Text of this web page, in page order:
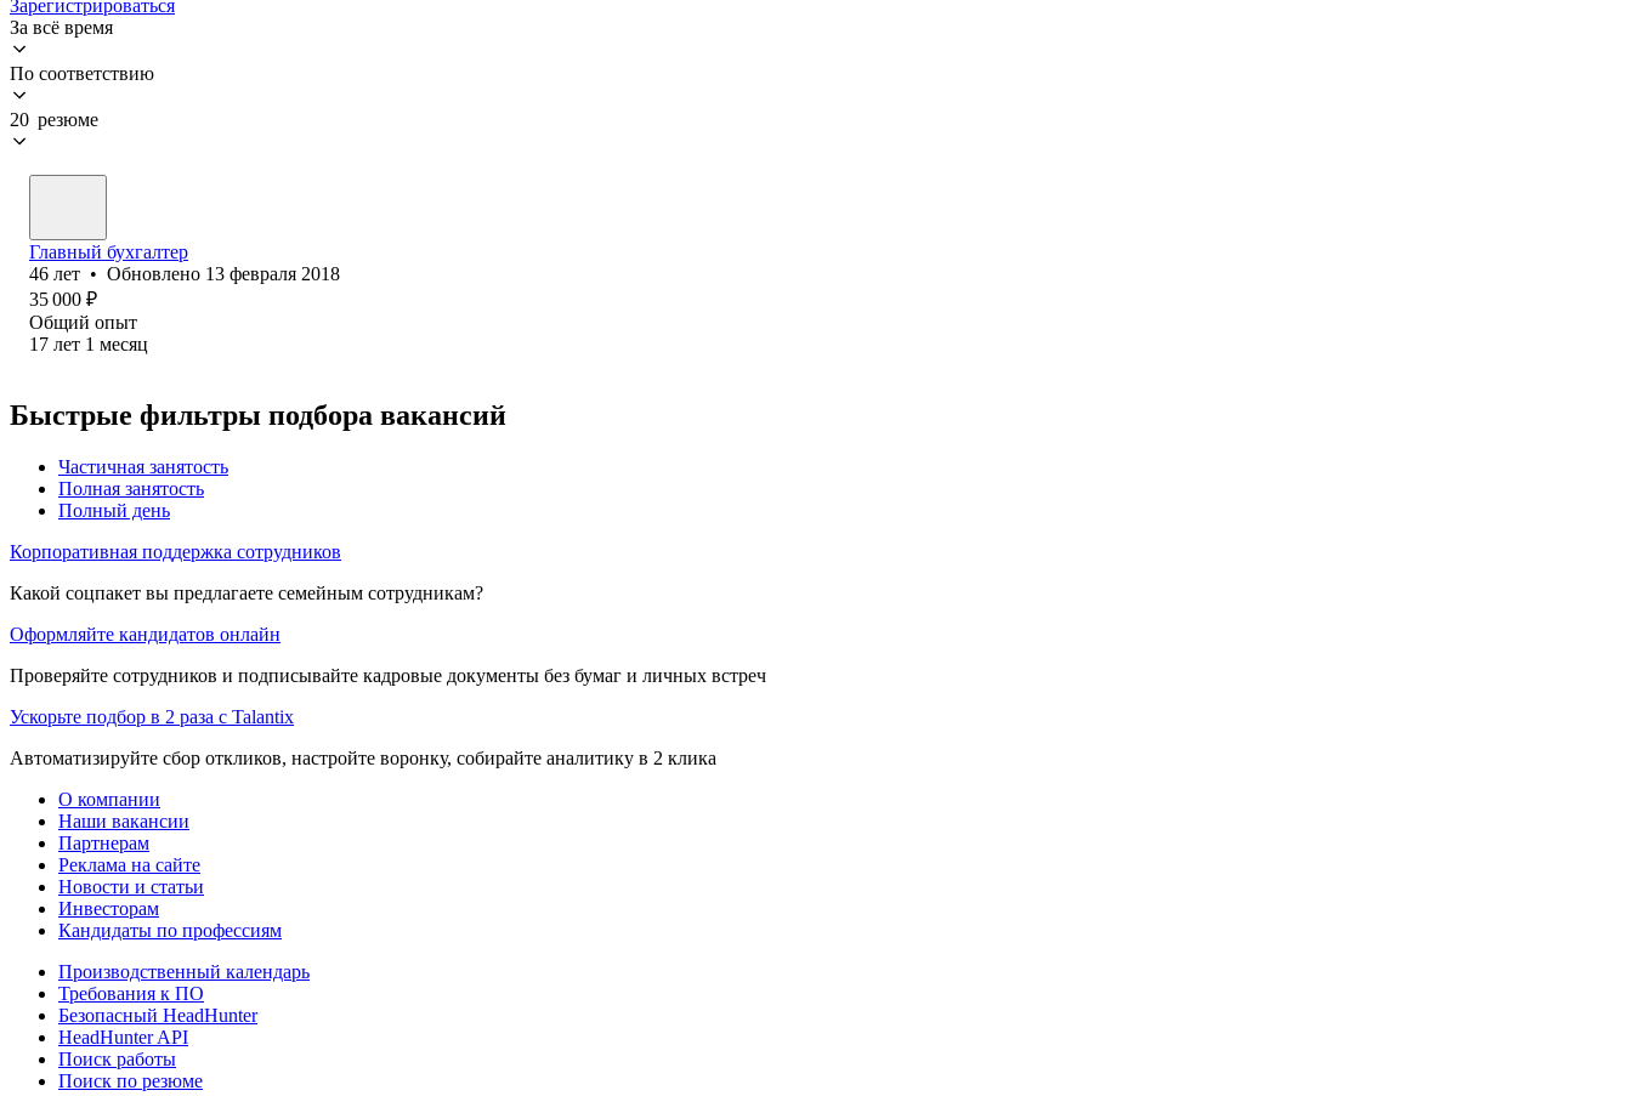
Зарегистрироваться
За всё время
По соответствию
20 резюме
Главный бухгалтер
46 лет • Обновлено 13 февраля 2018
35 000 ₽
Общий опыт
17 лет 1 месяц
Быстрые фильтры подбора вакансий
Частичная занятость
Полная занятость
Полный день
Корпоративная поддержка сотрудников
Какой соцпакет вы предлагаете семейным сотрудникам?
Оформляйте кандидатов онлайн
Проверяйте сотрудников и подписывайте кадровые документы без бумаг и личных встреч
Ускорьте подбор в 2 раза с Talantix
Автоматизируйте сбор откликов, настройте воронку, собирайте аналитику в 2 клика
О компании
Наши вакансии
Партнерам
Реклама на сайте
Новости и статьи
Инвесторам
Кандидаты по профессиям
Производственный календарь
Требования к ПО
Безопасный HeadHunter
HeadHunter API
Поиск работы
Поиск по резюме